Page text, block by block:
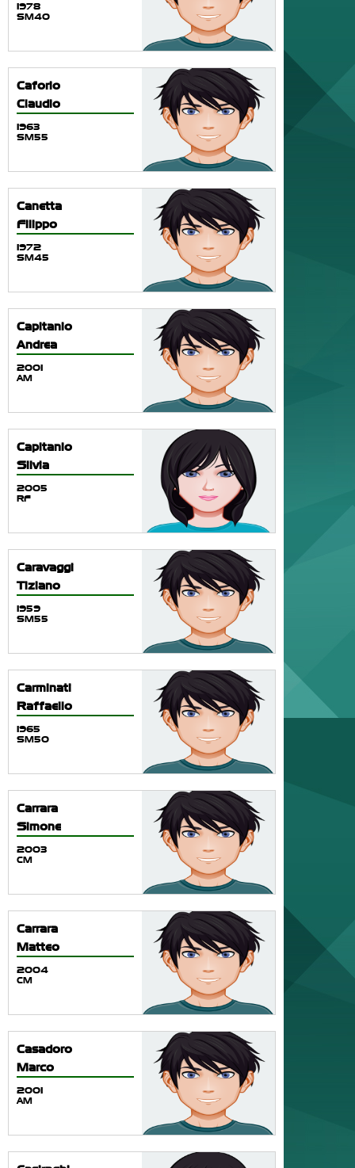
1978
SM40
Caforio
Claudio
1963
SM55
Canetta
Filippo
1972
SM45
Capitanio
Andrea
2001
AM
Capitanio
Silvia
2005
RF
Caravaggi
Tiziano
1959
SM55
Carminati
Raffaello
1965
SM50
Carrara
Simone
2003
CM
Carrara
Matteo
2004
CM
Casadoro
Marco
2001
AM